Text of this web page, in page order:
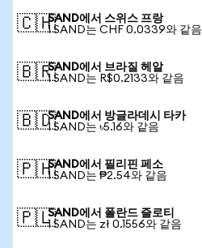
🇨🇭SAND에서 스위스 프랑
1 SAND는 CHF 0.0339와 같음
🇧🇷SAND에서 브라질 헤알
1 SAND는 R$0.2133와 같음
🇧🇩SAND에서 방글라데시 타카
1 SAND는 ৳5.16와 같음
🇵🇭SAND에서 필리핀 페소
1 SAND는 ₱2.54와 같음
🇵🇱SAND에서 폴란드 즐로티
1 SAND는 zł 0.1556와 같음